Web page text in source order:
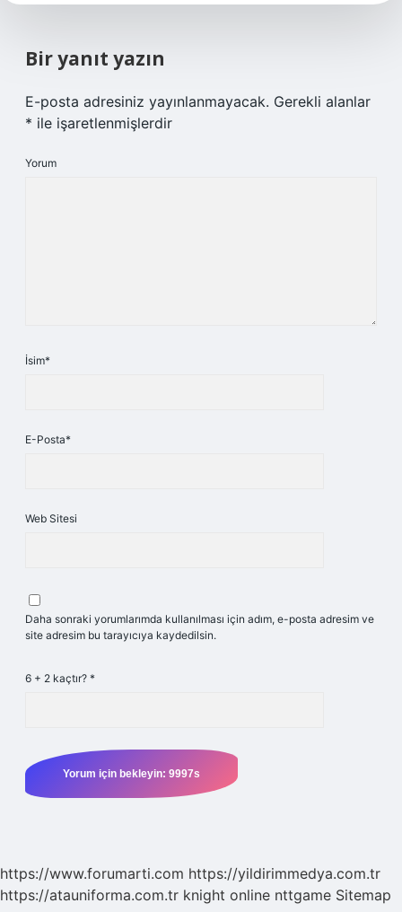
Bir yanıt yazın
E-posta adresiniz yayınlanmayacak. Gerekli alanlar
* ile işaretlenmişlerdir
Yorum
İsim*
E-Posta*
Web Sitesi
Daha sonraki yorumlarımda kullanılması için adım, e-posta adresim ve
site adresim bu tarayıcıya kaydedilsin.
6 + 2 kaçtır? *
https://www.forumarti.com https://yildirimmedya.com.tr
https://atauniforma.com.tr knight online nttgame Sitemap